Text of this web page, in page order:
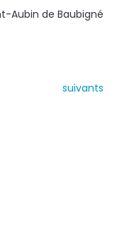
Aubin de Baubigné
É
suivants